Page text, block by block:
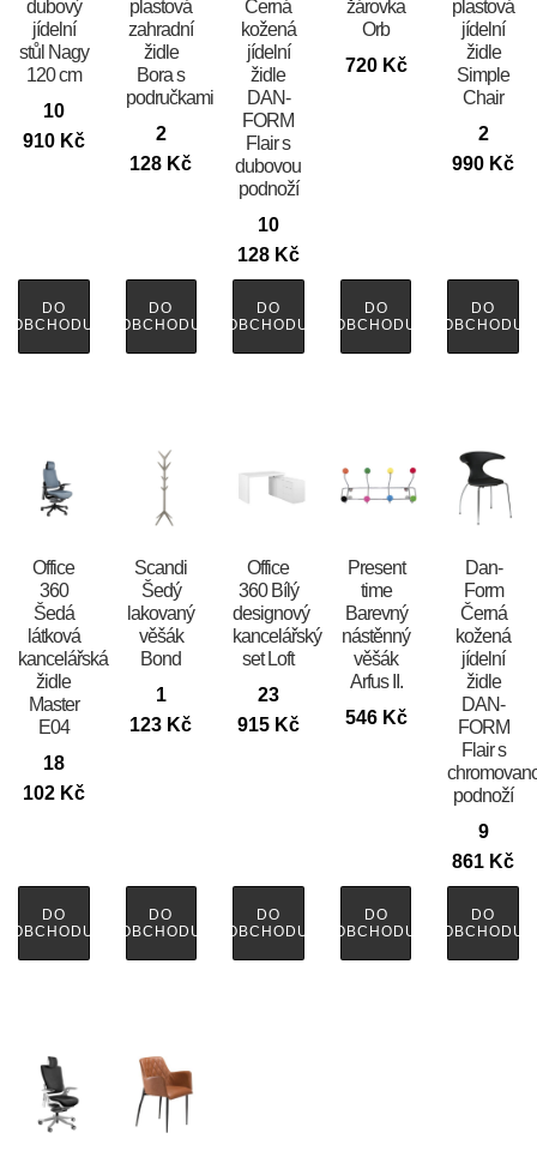
dubový
jídelní
stůl Nagy
120 cm
10
910 Kč
DO
OBCHODU
plastová
zahradní
židle
Bora s
područkami
2
128 Kč
DO
OBCHODU
Černá
kožená
jídelní
židle
DAN-
FORM
Flair s
dubovou
podnoží
10
128 Kč
DO
OBCHODU
žárovka
Orb
720 Kč
DO
OBCHODU
plastová
jídelní
židle
Simple
Chair
2
990 Kč
DO
OBCHODU
Office
360
Šedá
látková
kancelářská
židle
Master
E04
18
102 Kč
DO
OBCHODU
Scandi
Šedý
lakovaný
věšák
Bond
1
123 Kč
DO
OBCHODU
Office
360 Bílý
designový
kancelářský
set Loft
23
915 Kč
DO
OBCHODU
Present
time
Barevný
nástěnný
věšák
Arfus II.
546 Kč
DO
OBCHODU
​​​​​Dan-
Form
Černá
kožená
jídelní
židle
DAN-
FORM
Flair s
podnoží
9
861 Kč
DO
OBCHODU